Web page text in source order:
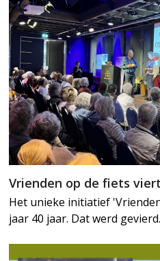
Vrienden op de fiets
Het unieke initiatief
jaar 40 jaar. Dat werd